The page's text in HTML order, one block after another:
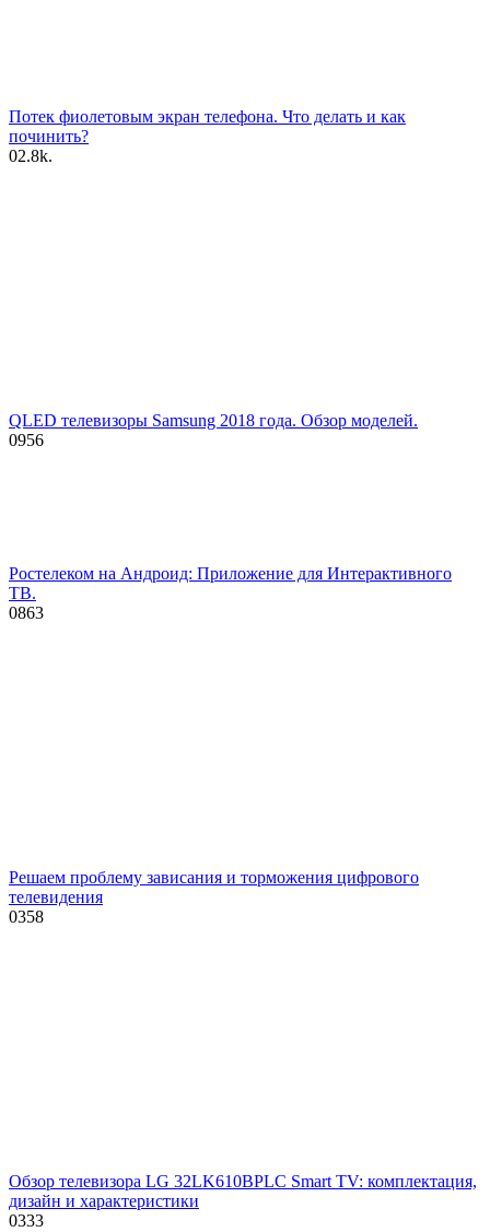
Потек фиолетовым экран телефона. Что делать и как
починить?
02.8k.
QLED телевизоры Samsung 2018 года. Обзор моделей.
0956
Ростелеком на Андроид: Приложение для Интерактивного
ТВ.
0863
Решаем проблему зависания и торможения цифрового
телевидения
0358
Обзор телевизора LG 32LK610BPLC Smart TV: комплектация,
дизайн и характеристики
0333